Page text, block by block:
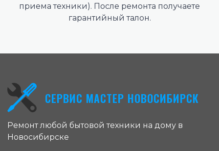
приема техники). После ремонта получаете
гарантийный талон.
СЕРВИС МАСТЕР НОВОСИБИРСК
Ремонт любой бытовой техники на дому в
Новосибирске